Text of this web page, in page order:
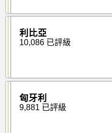
利比亞
10,086 已評級
匈牙利
9,881 已評級